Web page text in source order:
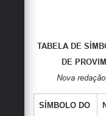
TABELA DE
DE
Nova
SÍMBOLO DO